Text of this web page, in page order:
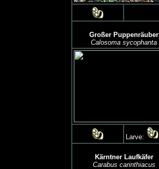
Großer Puppenräuber
Calosoma sycophanta
Larve:
Kärntner Laufkäfer
Carabus carinthiacus